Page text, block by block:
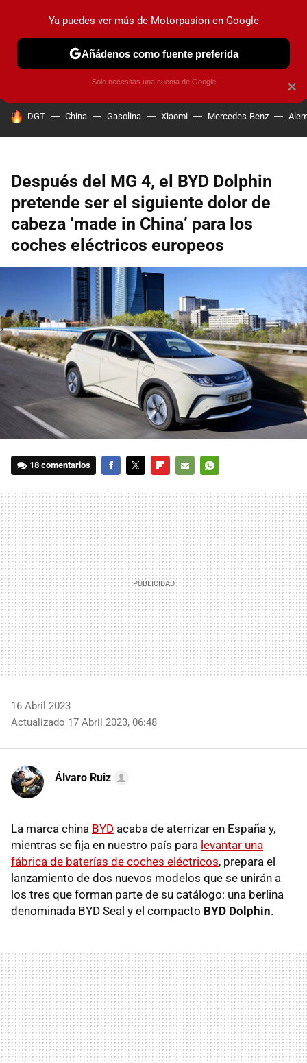
PRUEBAS COCHES ELÉCTRICOS OBSERVATORIO
HOY SE HABLA DE
DGT China Gasolina Xiaomi Mercedes-Benz
Después del MG 4, el BYD Dolphin
pretende ser el siguiente dolor de
cabeza ‘made in China’ para los
coches eléctricos europeos
18 comentarios
MAIL
16 Abril 2023
Actualizado 17 Abril 2023, 06:48
Álvaro Ruiz
La marca china BYD acaba de aterrizar en España y,
mientras se fija en nuestro país para levantar una
fábrica de baterías de coches eléctricos, prepara el
lanzamiento de dos nuevos modelos que se unirán a
los tres que forman parte de su catálogo: una berlina
denominada BYD Seal y el compacto BYD Dolphin.
×
Ya puedes ver más de Motorpasion en Google
Añádenos como fuente preferida
Solo necesitas una cuenta de Google